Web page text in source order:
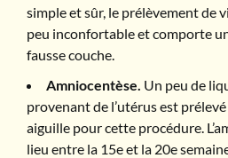
simple et sûr, le prélèvement de
peu inconfortable et comporte
fausse couche.
Amniocentèse. Un peu de
provenant de l’utérus est prélevé
aiguille pour cette procédure.
lieu entre la 15e et la 20e